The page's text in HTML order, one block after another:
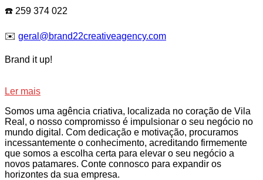
☎️ 259 374 022
✉️ geral@brand22creativeagency.com
Brand it up!
Ler mais
Somos uma agência criativa, localizada no coração de Vila
Real, o nosso compromisso é impulsionar o seu negócio no
mundo digital. Com dedicação e motivação, procuramos
incessantemente o conhecimento, acreditando firmemente
que somos a escolha certa para elevar o seu negócio a
novos patamares. Conte connosco para expandir os
horizontes da sua empresa.